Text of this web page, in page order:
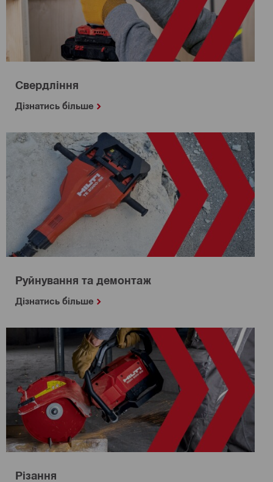
Свердління
Дізнатись більше
Руйнування та демонтаж
Дізнатись більше
Різання